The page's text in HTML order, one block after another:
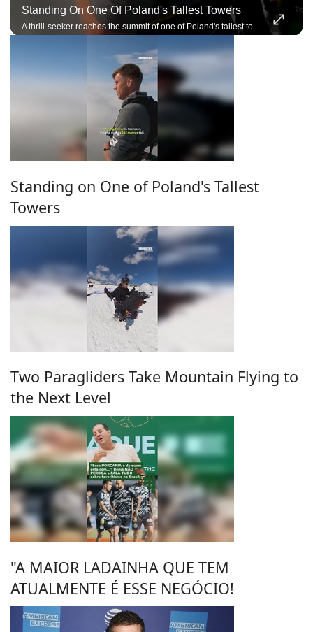
Standing On One Of Poland's Tallest Towers
A thrill-seeker reaches the summit of one of Poland's tallest towers before an extreme adventure.
Standing on One of Poland's Tallest
Towers
Two Paragliders Take Mountain Flying to
the Next Level
"A MAIOR LADAINHA QUE TEM
ATUALMENTE É ESSE NEGÓCIO!